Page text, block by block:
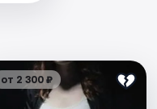
от 2 300 ₽